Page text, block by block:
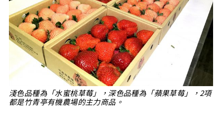
淺色品種為「水蜜桃草莓」，深色品種為「蘋果草莓」，2項
都是竹青亭有機農場的主力商品。